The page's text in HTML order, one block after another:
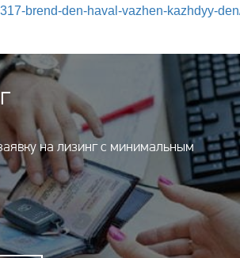
brend-den-haval-vazhen-kazhdyy-
на лизинг с минимальным